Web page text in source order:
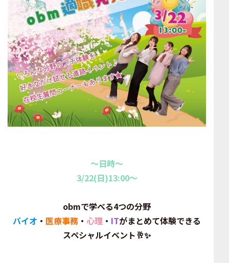
～日時～
3/22(日)13:00～
obmで学べる4つの分野
バイオ ・ 医療事務 ・ 心理 ・ ITがまとめて体験できる
スペシャルイベント🥂✨